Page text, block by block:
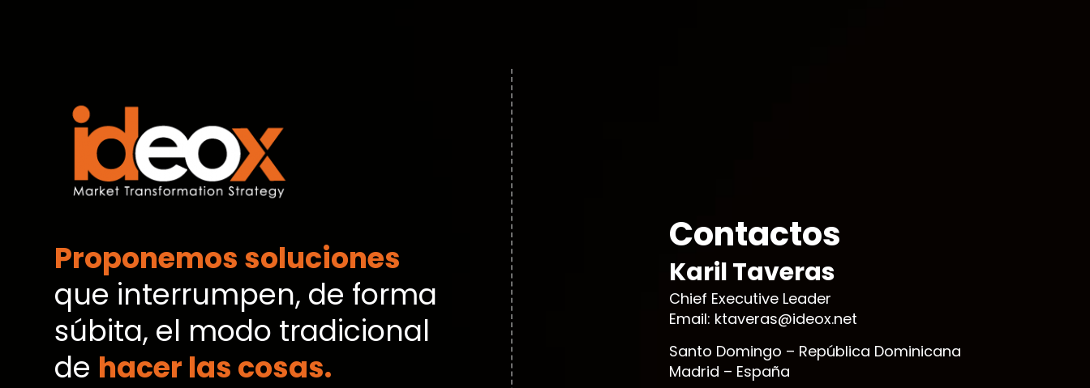
Proponemos soluciones
que interrumpen, de forma
súbita, el modo tradicional
de hacer las cosas.
Contactos
Karil Taveras
Chief Executive Leader
Email: ktaveras@ideox.net
Santo Domingo – República Dominicana
Madrid – España